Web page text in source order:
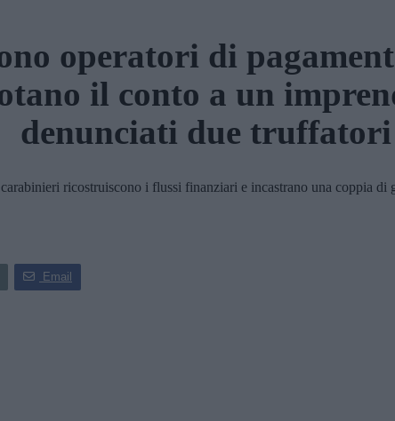
operatori di
il conto a un
denunciati due truffatori
ricostruiscono i flussi finanziari e incastrano una coppia di
Email